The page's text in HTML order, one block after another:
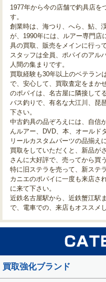
1977年から今の店舗で釣具店を
す。
創業時は、海つり、へら、鮎、
が、1990年には、ルアー専門店
具の買取、販売をメインに行って
スタッフは全員、ポパイのアル
人間の集まりです。
買取経験も30年以上のベテラン
で、安心して、買取査定をまか
のポパイは、名古屋に隣接して
バス釣りで、有名な大江川、琵
下さい。
中古釣具の品ぞろえには、自信
んルアー、DVD、本、オールド
リールカスタムパーツの品揃え
買取をしていただくと、新品が
さんに大好評で、売ってから買
特に旧ステラを売って、新ステ
カニエのポパイに一度も来店さ
に来て下さい。
近鉄名古屋駅から、近鉄蟹江駅
で、電車での、来店もオススメし
買取強化ブランド